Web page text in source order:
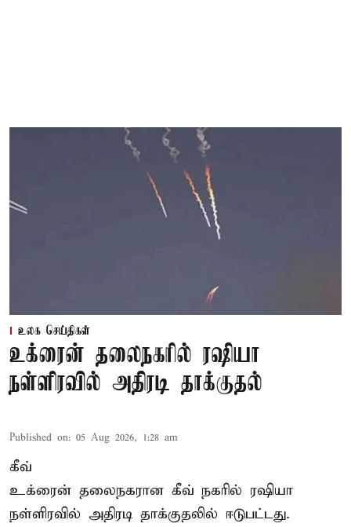
உலக செய்திகள்
உக்ரைன் தலைநகரில் ரஷியா
நள்ளிரவில் அதிரடி தாக்குதல்
Published on: 05 Aug 2026, 1:28 am
கீவ்
உக்ரைன் தலைநகரான கீவ் நகரில் ரஷியா
நள்ளிரவில் அதிரடி தாக்குதலில் ஈடுபட்டது.